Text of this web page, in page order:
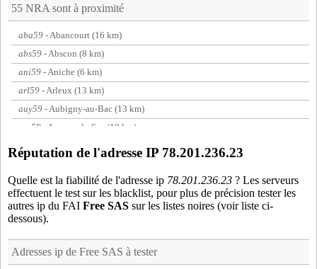
55 NRA sont à proximité
aba59 - Abancourt (16 km)
abs59 - Abscon (8 km)
ani59 - Aniche (6 km)
arl59 - Arleux (13 km)
auy59 - Aubigny-au-Bac (13 km)
avs59 - Avesnes-le-Sec (18 km)
axs59
- Aix lez orchies (14 km)
b1f59- Beuvry-la-Foret (10 km)
b3t59
- Brunemont (13 km)
bcu59- Mouchin (16 km)
beu62- Beuvry (9 km)
bne62- Bellonne (15 km)
Réputation de l'adresse IP 78.201.236.23
Quelle est la fiabilité de l'adresse ip 78.201.236.23 ? Les serveurs
effectuent le test sur les blacklist, pour plus de précision tester les
autres ip du FAI Free SAS sur les listes noires (voir liste ci-
dessous).
Adresses ip de Free SAS à tester